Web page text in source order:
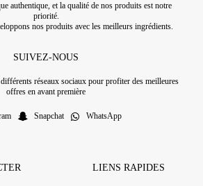
authentique, et la qualité de nos produits est notre
priorité.
nos produits avec les meilleurs ingrédients.
SUIVEZ-NOUS
réseaux sociaux pour profiter des meilleures
offres en avant première
Snapchat WhatsApp
LIENS RAPIDES